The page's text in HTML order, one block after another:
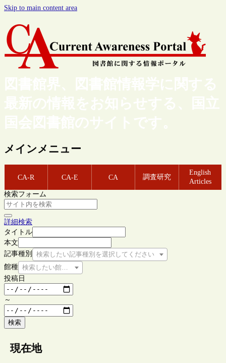
Skip to main content area
図書館界、図書館情報学に関する
最新の情報をお知らせする、国立
国会図書館のサイトです。
メインメニュー
CA-R CA-E CA 調査研究
English
Articles
検索フォーム
詳細検索
タイトル
本文
記事種別
検索したい記事種別を選択してください
館種 検索したい館種を選択してください
投稿日
～
検索
現在地